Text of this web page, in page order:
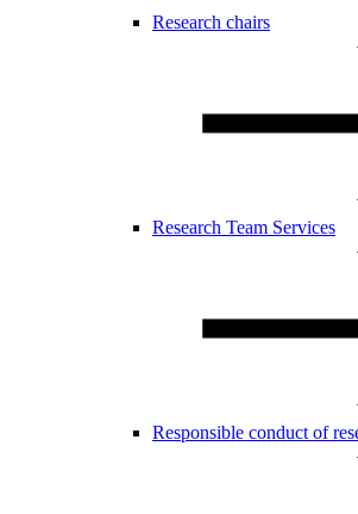
Research chairs
Research Team Services
Responsible conduct of